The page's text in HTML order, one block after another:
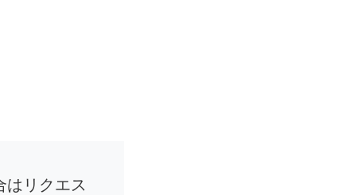
はリクエス